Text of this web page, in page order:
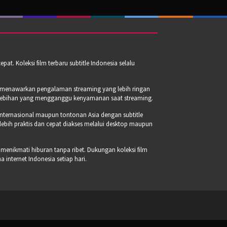
Koleksi film terbaru subtitle Indonesia selalu
pengalaman streaming yang lebih ringan
yang mengganggu kenyamanan saat streaming.
maupun tontonan Asia dengan subtitle
praktis dan cepat diakses melalui desktop maupun
hiburan tanpa ribet. Dukungan koleksi film
internet Indonesia setiap hari.